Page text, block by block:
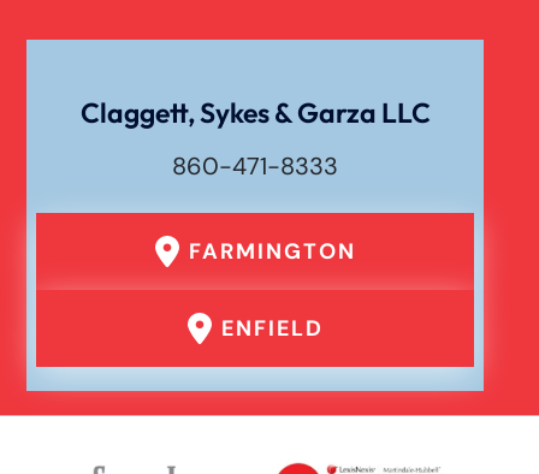
Claggett, Sykes & Garza LLC
860-471-8333
FARMINGTON
ENFIELD